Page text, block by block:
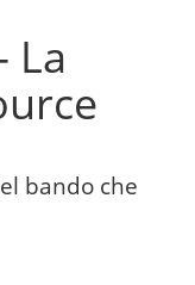
La
bando che